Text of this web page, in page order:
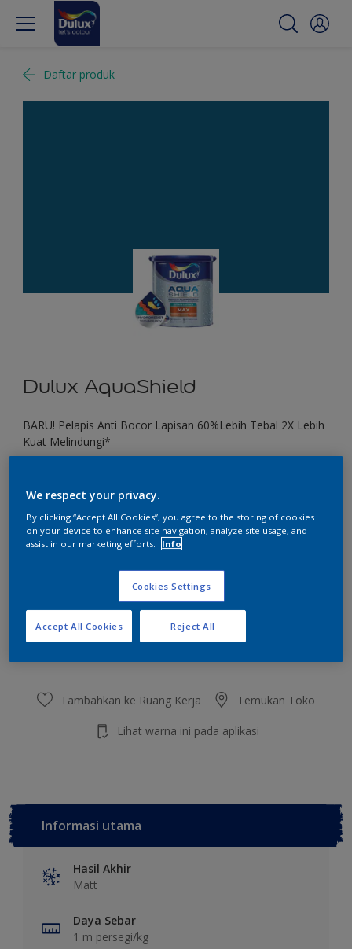
Daftar produk
Dulux AquaShield
BARU! Pelapis Anti Bocor Lapisan 60%Lebih Tebal 2X Lebih
Kuat Melindungi*
Ukuran
4 KG
Jumlah Kalkulator cat
Hitung
Tambahkan ke Ruang Kerja Temukan Toko
Lihat warna ini pada aplikasi
Informasi utama
Hasil Akhir
Matt
Daya Sebar
1 m persegi/kg
We respect your privacy.
By clicking “Accept All Cookies”, you agree to the storing of cookies
on your device to enhance site navigation, analyze site usage, and
assist in our marketing efforts.
Info
Cookies Settings
Reject All
Accept All Cookies